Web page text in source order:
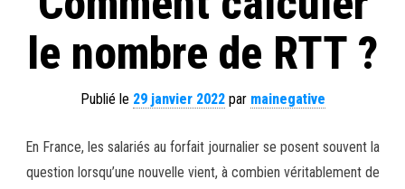
le nombre de RTT ?
Publié le 29 janvier 2022par mainegative
En France, les salariés au forfait journalier se posent souvent la
question lorsqu’une nouvelle vient, à combien véritablement de